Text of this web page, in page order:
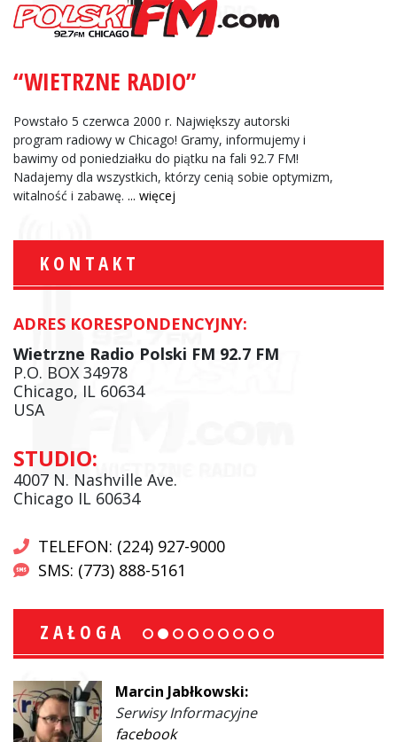
“WIETRZNE RADIO”
Powstało 5 czerwca 2000 r. Największy autorski
program radiowy w Chicago! Gramy, informujemy i
bawimy od poniedziałku do piątku na fali 92.7 FM!
Nadajemy dla wszystkich, którzy cenią sobie optymizm,
witalność i zabawę. ... więcej
KONTAKT
ADRES KORESPONDENCYJNY:
Wietrzne Radio Polski FM 92.7 FM
P.O. BOX 34978
Chicago, IL 60634
USA
STUDIO:
4007 N. Nashville Ave.
Chicago IL 60634
TELEFON: (224) 927-9000
SMS: (773) 888-5161
ZAŁOGA
Marcin Jabłkowski:
Serwisy Informacyjne
facebook